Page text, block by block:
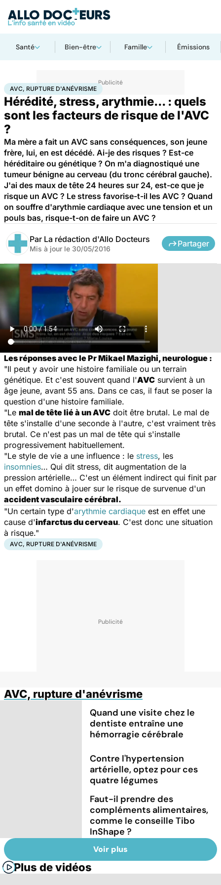
Santé Bien-être Famille Émissions
AccueilSantéAVC, rupture d'anévrisme
AVC, RUPTURE D'ANÉVRISME
Hérédité, stress, arythmie... : quels
sont les facteurs de risque de l'AVC
?
Ma mère a fait un AVC sans conséquences, son jeune
frère, lui, en est décédé. Ai-je des risques ? Est-ce
héréditaire ou génétique ? On m'a diagnostiqué une
tumeur bénigne au cerveau (du tronc cérébral gauche).
J'ai des maux de tête 24 heures sur 24, est-ce que je
risque un AVC ? Le stress favorise-t-il les AVC ? Quand
on souffre d'arythmie cardiaque avec une tension et un
pouls bas, risque-t-on de faire un AVC ?
Par La rédaction d'Allo Docteurs
Mis à jour le 30/05/2016
Partager
Les réponses avec le Pr Mikael Mazighi, neurologue :
"Il peut y avoir une histoire familiale ou un terrain
génétique. Et c'est souvent quand l'AVC survient à un
âge jeune, avant 55 ans. Dans ce cas, il faut se poser la
question d'une histoire familiale.
"Le mal de tête lié à un AVC doit être brutal. Le mal de
tête s'installe d'une seconde à l'autre, c'est vraiment très
brutal. Ce n'est pas un mal de tête qui s'installe
progressivement habituellement.
"Le style de vie a une influence : le stress, les
insomnies… Qui dit stress, dit augmentation de la
pression artérielle… C'est un élément indirect qui finit par
un effet domino à jouer sur le risque de survenue d'un
accident vasculaire cérébral.
"Un certain type d'arythmie cardiaque est en effet une
cause d'infarctus du cerveau. C'est donc une situation
à risque."
AVC, RUPTURE D'ANÉVRISME
AVC, rupture d'anévrisme
Quand une visite chez le
dentiste entraîne une
hémorragie cérébrale
Contre l'hypertension
artérielle, optez pour ces
quatre légumes
Faut-il prendre des
compléments alimentaires,
comme le conseille Tibo
InShape ?
Voir plus
Plus de vidéos